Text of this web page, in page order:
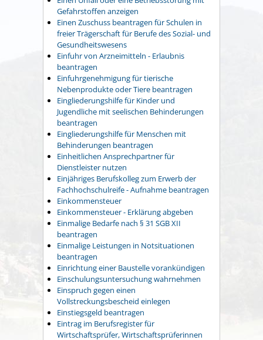
Gefahrstoffen anzeigen
Einen Zuschuss beantragen für Schulen in
freier Trägerschaft für Berufe des Sozial- und
Gesundheitswesens
Einfuhr von Arzneimitteln - Erlaubnis
beantragen
Einfuhrgenehmigung für tierische
Nebenprodukte oder Tiere beantragen
Eingliederungshilfe für Kinder und
Jugendliche mit seelischen Behinderungen
beantragen
Eingliederungshilfe für Menschen mit
Behinderungen beantragen
Einheitlichen Ansprechpartner für
Dienstleister nutzen
Einjähriges Berufskolleg zum Erwerb der
Fachhochschulreife - Aufnahme beantragen
Einkommensteuer
Einkommensteuer - Erklärung abgeben
Einmalige Bedarfe nach § 31 SGB XII
beantragen
Einmalige Leistungen in Notsituationen
beantragen
Einrichtung einer Baustelle vorankündigen
Einschulungsuntersuchung wahrnehmen
Einspruch gegen einen
Vollstreckungsbescheid einlegen
Einstiegsgeld beantragen
Eintrag im Berufsregister für
Wirtschaftsprüfer, Wirtschaftsprüferinnen